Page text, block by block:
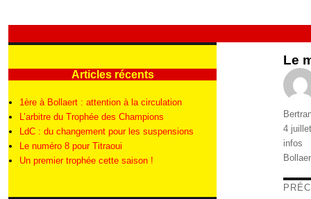
Le
Auteur
Publié
le
4
infos
Articles récents
1ère à Bollaert : attention à la circulation
L’arbitre du Trophée des Champions
LdC : du changement pour les suspensions
Le numéro 8 pour Titraoui
Un premier trophée cette saison !